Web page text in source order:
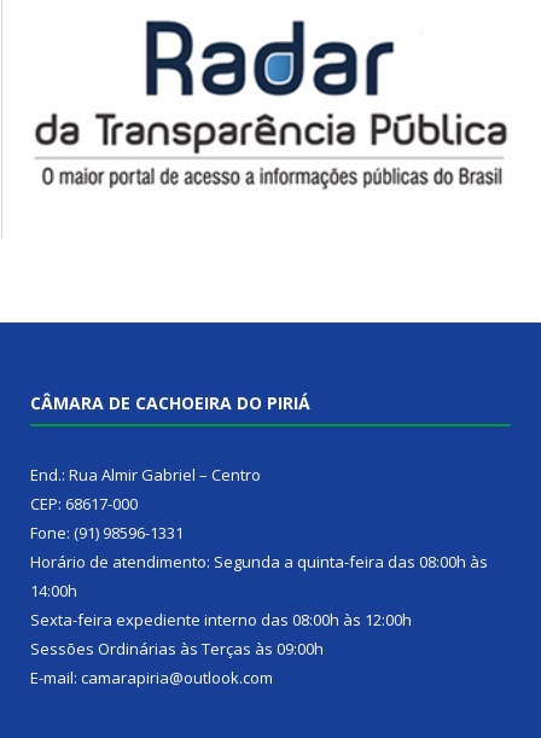
CÂMARA DE CACHOEIRA DO PIRIÁ
End.: Rua Almir Gabriel – Centro
CEP: 68617-000
Fone: (91) 98596-1331
Horário de atendimento: Segunda a quinta-feira das 08:00h às
14:00h
Sexta-feira expediente interno das 08:00h às 12:00h
Sessões Ordinárias às Terças às 09:00h
E-mail: camarapiria@outlook.com